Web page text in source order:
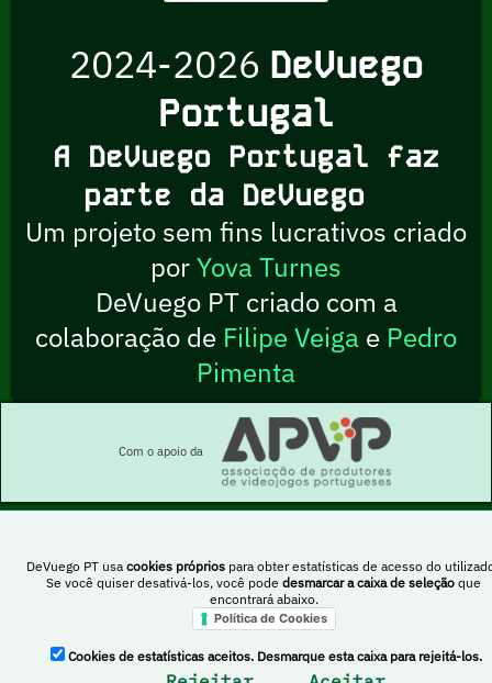
DeVuego PT usa cookies própriospara obter estatísticas de acesso do
Se você quiser desativá-los, você pode desmarcar a caixa de seleção que
encontrará abaixo.
Política de Cookies
Cookies de estatísticas aceitos. Desmarque esta caixa para rejeitá-los.
2024-2026 DeVuego
Portugal
A DeVuego Portugal faz
parte da DeVuego
Um projeto sem fins lucrativos criado
porYova Turnes
DeVuego PT criado com a
colaboração de Filipe Veiga e Pedro
Pimenta
Com o apoio da
Esta obra está sob uma licença Creative Commons Atribuição-NãoComercial-
PartilhaIgual 4.0 Internacional
DeVuego Espanha DeVuego LATAM